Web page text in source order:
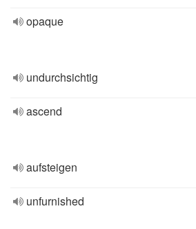
opaque
undurchsichtig
ascend
aufsteigen
unfurnished